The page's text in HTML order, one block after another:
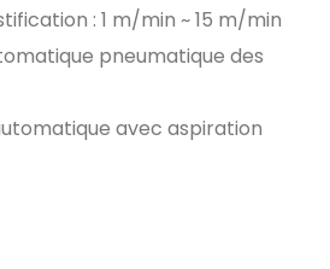
: 1 m/min ~ 15 m/min
pneumatique des
avec aspiration